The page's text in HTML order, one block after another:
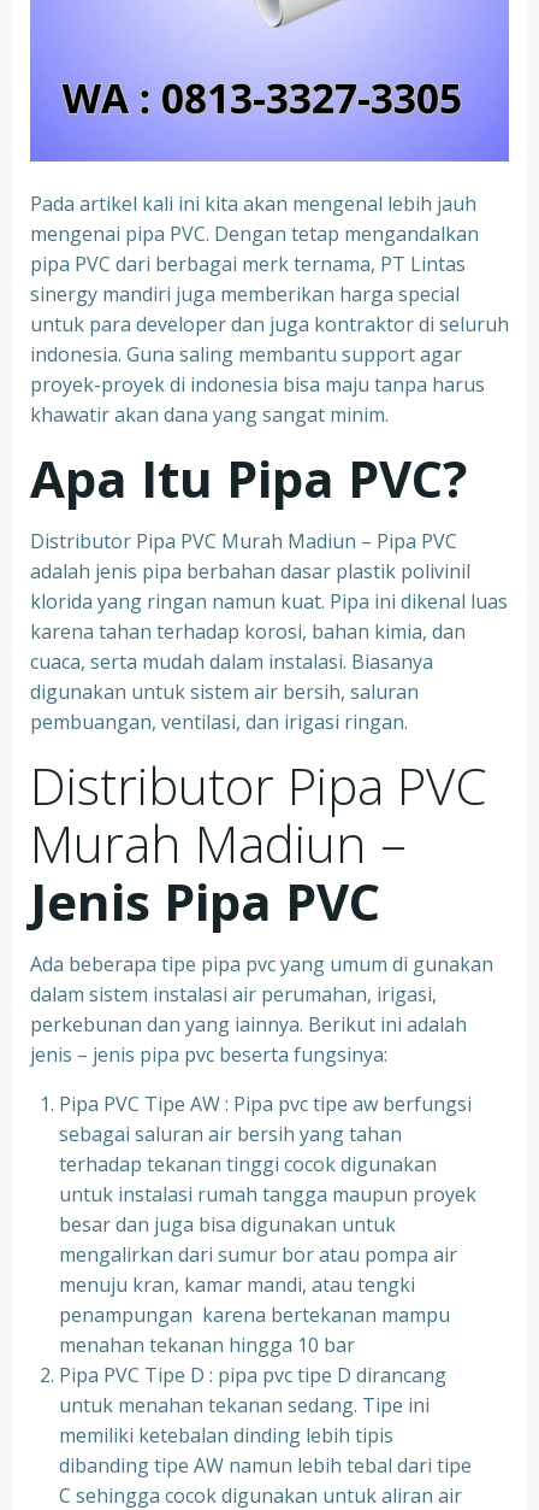
Pada artikel kali ini kita akan mengenal lebih jauh
mengenai pipa PVC. Dengan tetap mengandalkan
pipa PVC dari berbagai merk ternama, PT Lintas
sinergy mandiri juga memberikan harga special
untuk para developer dan juga kontraktor di seluruh
indonesia. Guna saling membantu support agar
proyek-proyek di indonesia bisa maju tanpa harus
khawatir akan dana yang sangat minim.
Apa Itu Pipa PVC?
Distributor Pipa PVC Murah Madiun – Pipa PVC
adalah jenis pipa berbahan dasar plastik polivinil
klorida yang ringan namun kuat. Pipa ini dikenal luas
karena tahan terhadap korosi, bahan kimia, dan
cuaca, serta mudah dalam instalasi. Biasanya
digunakan untuk sistem air bersih, saluran
pembuangan, ventilasi, dan irigasi ringan.
Distributor Pipa PVC
Murah Madiun –
Jenis Pipa PVC
Ada beberapa tipe pipa pvc yang umum di gunakan
dalam sistem instalasi air perumahan, irigasi,
perkebunan dan yang iainnya. Berikut ini adalah
jenis – jenis pipa pvc beserta fungsinya:
Pipa PVC Tipe AW : Pipa pvc tipe aw berfungsi
sebagai saluran air bersih yang tahan
terhadap tekanan tinggi cocok digunakan
untuk instalasi rumah tangga maupun proyek
besar dan juga bisa digunakan untuk
mengalirkan dari sumur bor atau pompa air
menuju kran, kamar mandi, atau tengki
penampungan karena bertekanan mampu
menahan tekanan hingga 10 bar
Pipa PVC Tipe D : pipa pvc tipe D dirancang
untuk menahan tekanan sedang. Tipe ini
memiliki ketebalan dinding lebih tipis
dibanding tipe AW namun lebih tebal dari tipe
C sehingga cocok digunakan untuk aliran air